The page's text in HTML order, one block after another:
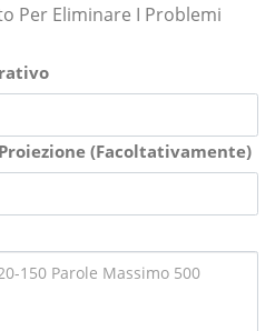
Per Eliminare I Problemi
(Facoltativamente)